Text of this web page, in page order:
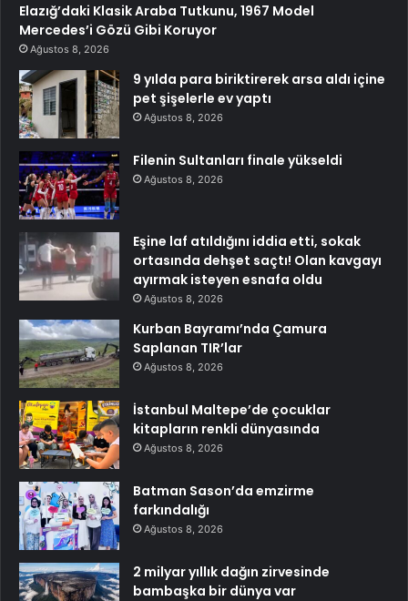
Elazığ’daki Klasik Araba Tutkunu, 1967 Model
Mercedes’i Gözü Gibi Koruyor
Ağustos 8, 2026
9 yılda para biriktirerek arsa aldı içine
pet şişelerle ev yaptı
Ağustos 8, 2026
Filenin Sultanları finale yükseldi
Ağustos 8, 2026
Eşine laf atıldığını iddia etti, sokak
ortasında dehşet saçtı! Olan kavgayı
ayırmak isteyen esnafa oldu
Ağustos 8, 2026
Kurban Bayramı’nda Çamura
Saplanan TIR’lar
Ağustos 8, 2026
İstanbul Maltepe’de çocuklar
kitapların renkli dünyasında
Ağustos 8, 2026
Batman Sason’da emzirme
farkındalığı
Ağustos 8, 2026
2 milyar yıllık dağın zirvesinde
bambaşka bir dünya var